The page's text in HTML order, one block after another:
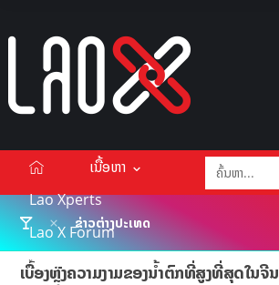
ເນື້ອຫາ
Lao Xperts
Lao X Forum
ວິດີໂອ
ຂ່າວຕ່າງປະເທດ
ເບື້ອງຫຼັງຄວາມງາມຂອງນ້ຳຕົກທີ່ສູງທີ່ສຸດໃນຈີນ